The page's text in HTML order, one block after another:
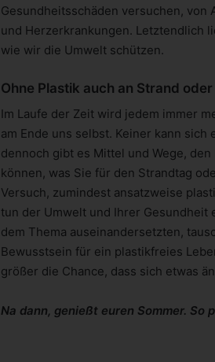
Gesundheitsschäden versuchen,
und Herzerkrankungen. Letztendlich
wie wir die Umwelt schützen.
Ohne Plastik auch an Strand oder
Im Laufe der Zeit wird jedem immer
am Ende uns selbst. Keiner kann
dennoch gibt es Mittel und Wege,
können, was Sie für den Strandtag
Versuch, zumindest ansatzweise
tun der Umwelt und Ihrer
dem Thema auseinandersetzten,
Bewusstsein für ein plastikfreies
größer die Chance, dass sich etwas
Na dann, genießt euren Sommer. So